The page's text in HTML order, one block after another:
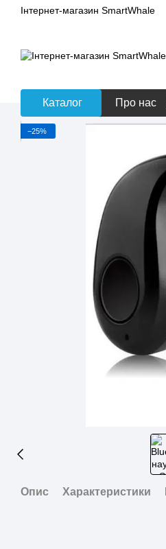
Перейти до основного контенту
Інтернет-магазин SmartWhale
Каталог Про нас
−25%
Опис Характеристики